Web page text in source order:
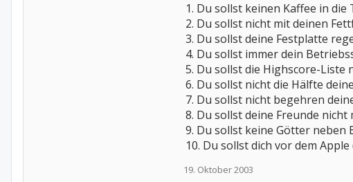
1. Du sollst keinen Kaffee in
2. Du sollst nicht mit deinen
3. Du sollst deine Festplatte
4. Du sollst immer dein
5. Du sollst die Highscore-Liste
6. Du sollst nicht die Hälfte
7. Du sollst nicht begehren
8. Du sollst deine Freunde
9. Du sollst keine Götter neben
10. Du sollst dich vor dem
19. Oktober 2003